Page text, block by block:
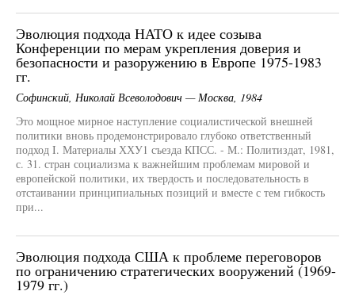
Эволюция подхода НАТО к идее созыва
Конференции по мерам укрепления доверия и
безопасности и разоружению в Европе 1975-1983
гг.
Софинский, Николай Всеволодович — Москва, 1984
Это мощное мирное наступление социалистической внешней
политики вновь продемонстрировало глубоко ответственный
подход I. Материалы ХХУ1 съезда КПСС. - М.: Политиздат, 1981,
с. 31. стран социализма к важнейшим проблемам мировой и
европейской политики, их твердость и последовательность в
отстаивании принципиальных позиций и вместе с тем гибкость
при...
Эволюция подхода США к проблеме переговоров
по ограничению стратегических вооружений (1969-
1979 гг.)